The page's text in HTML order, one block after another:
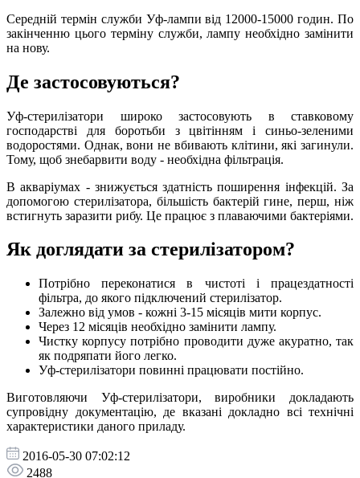
Середній термін служби Уф-лампи від 12000-15000 годин. По
закінченню цього терміну служби, лампу необхідно замінити
на нову.
Де застосовуються?
Уф-стерилізатори широко застосовують в ставковому
господарстві для боротьби з цвітінням і синьо-зеленими
водоростями. Однак, вони не вбивають клітини, які загинули.
Тому, щоб знебарвити воду - необхідна фільтрація.
В акваріумах - знижується здатність поширення інфекцій. За
допомогою стерилізатора, більшість бактерій гине, перш, ніж
встигнуть заразити рибу. Це працює з плаваючими бактеріями.
Як доглядати за стерилізатором?
Потрібно переконатися в чистоті і працездатності
фільтра, до якого підключений стерилізатор.
Залежно від умов - кожні 3-15 місяців мити корпус.
Через 12 місяців необхідно замінити лампу.
Чистку корпусу потрібно проводити дуже акуратно, так
як подряпати його легко.
Уф-стерилізатори повинні працювати постійно.
Виготовляючи Уф-стерилізатори, виробники докладають
супровідну документацію, де вказані докладно всі технічні
характеристики даного приладу.
2016-05-30 07:02:12
2488